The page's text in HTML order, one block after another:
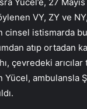
VY, ZY ve
cinsel istismarda
atıp ortadan
çevredeki arıcılar
Yücel, ambulansla